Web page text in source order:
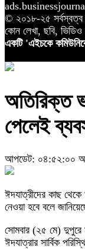
© ২০১৮-২৫ সর্বস্বত্ব
কোন লেখা, ছবি,
একটি 'এইচকে
অতিরিক্ত
পেলেই
আপডেট: ০৪:৫২:০০
ঈদযাত্রীদের কাছ
নেওয়া হবে বলে
সোমবার (২৫ মে) দুপুরে
ঈদযাত্রার সার্বিক